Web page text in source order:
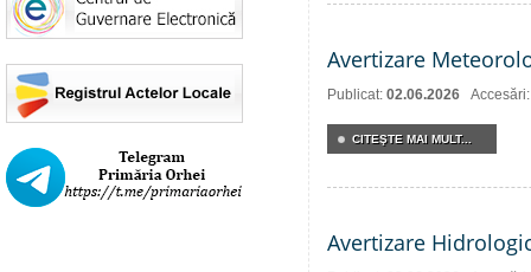
Avertizare
Publicat: 02.06.2026
CITEŞTE MAI MULT...
Avertizare